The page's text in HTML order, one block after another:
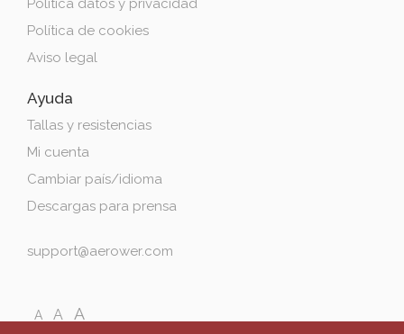
Política datos y privacidad
Política de cookies
Aviso legal
Ayuda
Tallas y resistencias
Mi cuenta
Cambiar país/idioma
Descargas para prensa
support@aerower.com
A A A